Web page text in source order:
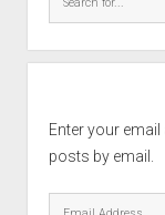
Enter your
posts by email.
Email